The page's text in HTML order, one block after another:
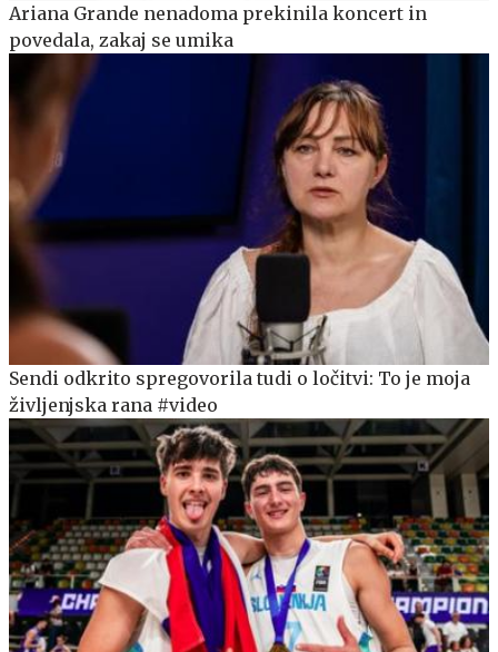
Ariana Grande nenadoma prekinila koncert in
povedala, zakaj se umika
Sendi odkrito spregovorila tudi o ločitvi: To je moja
življenjska rana #video